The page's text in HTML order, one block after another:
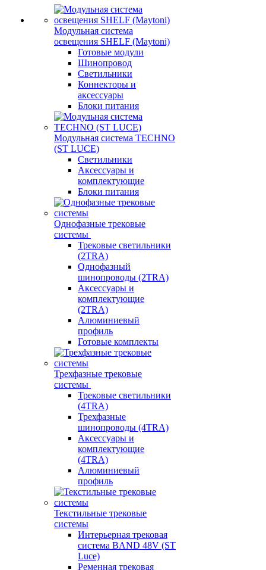
Модульная система
освещения SHELF (Maytoni)
Готовые модули
Шинопровод
Светильники
Коннекторы и
аксессуары
Блоки питания
Модульная система TECHNO
(ST LUCE)
Светильники
Аксессуары и
комплектующие
Блоки питания
Однофазные трековые
системы
Трековые светильники
(2TRA)
Однофазный
шинопроводы (2TRA)
Аксессуары и
комплектующие
(2TRA)
Алюминиевый
профиль
Готовые комплекты
Трехфазные трековые
системы
Трековые светильники
(4TRA)
Трехфазные
шинопроводы (4TRA)
Аксессуары и
комплектующие
(4TRA)
Алюминиевый
профиль
Текстильные трековые
системы
Интерьерная трековая
система BAND 48V (ST
Luce)
Ременная трековая